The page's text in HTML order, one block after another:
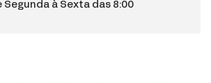
à Sexta das 8:00